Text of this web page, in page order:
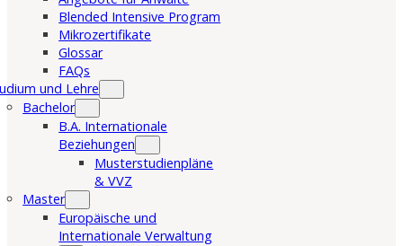
Blended Intensive Program
Mikrozertifikate
Glossar
FAQs
und Lehre
Bachelor
B.A. Internationale
Beziehungen
Musterstudienpläne
& VVZ
Master
Europäische und
Internationale Verwaltung